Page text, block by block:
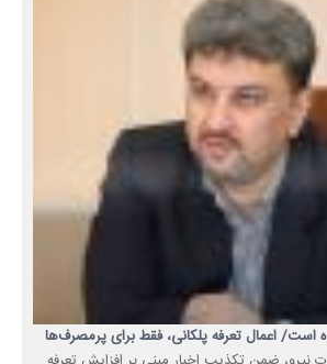
است/ اعمال تعرفه پلکانی، فقط برای پرمصرف‌ها